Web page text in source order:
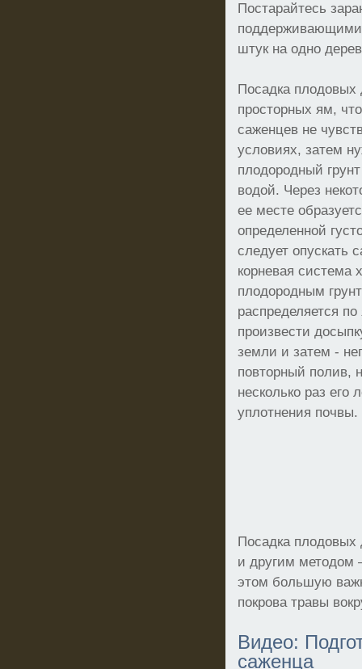
Постарайтесь
поддерживающими
штук на одно
Посадка плодовых
просторных ям,
саженцев не
условиях, затем
плодородный
водой. Через
ее месте
определенной
следует опускать
корневая система
плодородным
распределяется
произвести
земли и затем -
повторный полив,
несколько раз его
уплотнения почвы.
Посадка плодовых
и другим методом
этом большую
покрова травы
Видео:
саженца